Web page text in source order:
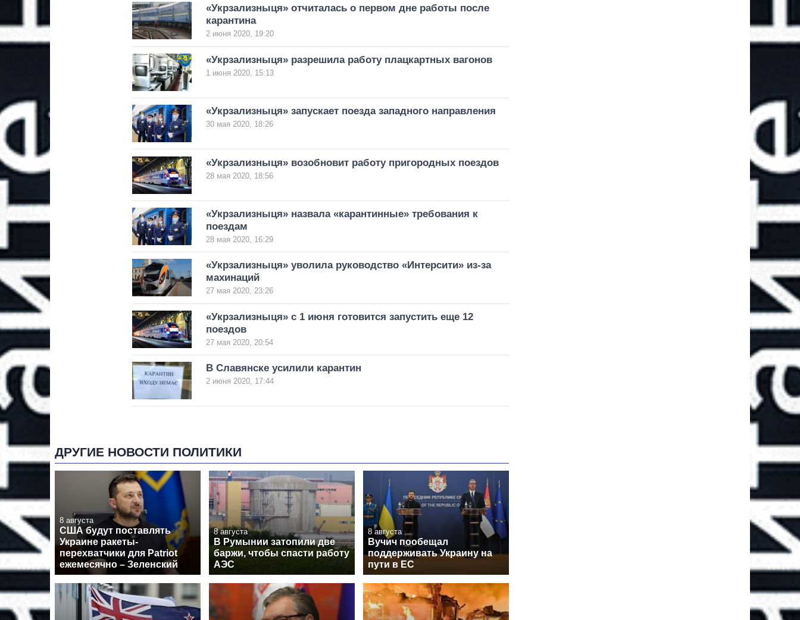
«Укрзализныця» отчиталась о первом дне работы после
карантина
2 июня 2020, 19:20
«Укрзализныця» разрешила работу плацкартных вагонов
1 июня 2020, 15:13
«Укрзализныця» запускает поезда западного направления
30 мая 2020, 18:26
«Укрзализныця» возобновит работу пригородных поездов
28 мая 2020, 18:56
«Укрзализныця» назвала «карантинные» требования к
поездам
28 мая 2020, 16:29
«Укрзализныця» уволила руководство «Интерсити» из-за
махинаций
27 мая 2020, 23:26
«Укрзализныця» с 1 июня готовится запустить еще 12
поездов
27 мая 2020, 20:54
В Славянске усилили карантин
2 июня 2020, 17:44
ДРУГИЕ НОВОСТИ ПОЛИТИКИ
8 августа
США будут поставлять
Украине ракеты-
перехватчики для Patriot
ежемесячно – Зеленский
8 августа
В Румынии затопили две
баржи, чтобы спасти работу
АЭС
8 августа
Вучич пообещал
поддерживать Украину на
пути в ЕС